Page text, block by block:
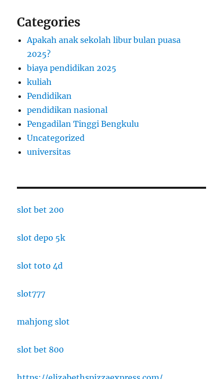
Categories
Apakah anak sekolah libur bulan puasa
2025?
biaya pendidikan 2025
kuliah
Pendidikan
pendidikan nasional
Pengadilan Tinggi Bengkulu
Uncategorized
universitas
slot bet 200
slot depo 5k
slot toto 4d
slot777
mahjong slot
slot bet 800